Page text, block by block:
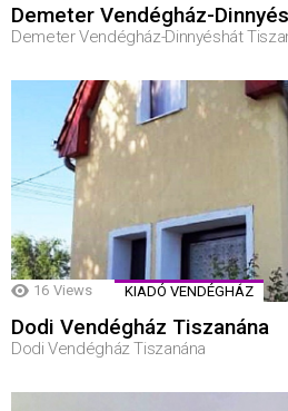
Demeter Vendégház-
Demeter Vendégház-Dinnyéshát
16 Views KIADÓ VENDÉGHÁZ
Dodi Vendégház Tiszanána
Dodi Vendégház Tiszanána